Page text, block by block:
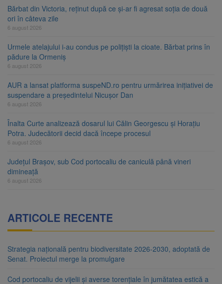
Bărbat din Victoria, reținut după ce și-ar fi agresat soția de două
ori în câteva zile
6 august 2026
Urmele atelajului i-au condus pe polițiști la cioate. Bărbat prins în
pădure la Ormeniș
6 august 2026
AUR a lansat platforma suspeND.ro pentru urmărirea inițiativei de
suspendare a președintelui Nicușor Dan
6 august 2026
Înalta Curte analizează dosarul lui Călin Georgescu și Horațiu
Potra. Judecătorii decid dacă începe procesul
6 august 2026
Județul Brașov, sub Cod portocaliu de caniculă până vineri
dimineață
6 august 2026
ARTICOLE RECENTE
Strategia națională pentru biodiversitate 2026-2030, adoptată de
Senat. Proiectul merge la promulgare
Cod portocaliu de vijelii și averse torențiale în jumătatea estică a